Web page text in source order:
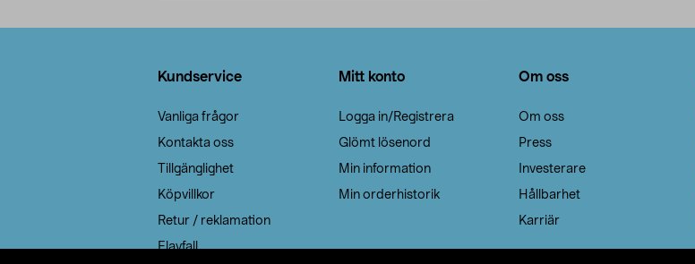
Kundservice
Vanliga frågor
Kontakta oss
Tillgänglighet
Köpvillkor
Retur / reklamation
Elavfall
Mitt konto
Logga in/Registrera
Glömt lösenord
Min information
Min orderhistorik
Om oss
Om oss
Press
Investerare
Hållbarhet
Karriär